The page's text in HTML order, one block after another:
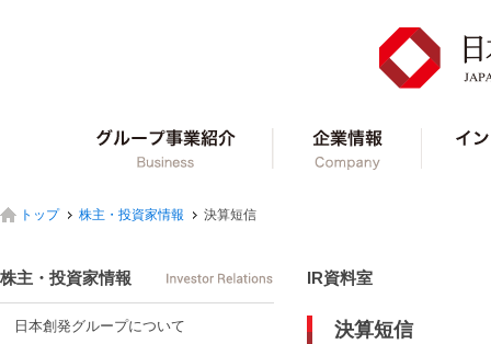
グループ事業紹介 企業情報
トップ 株主・投資家情報 決算短信
IR資料室
決算短信
株主・投資家情報
日本創発グループについて